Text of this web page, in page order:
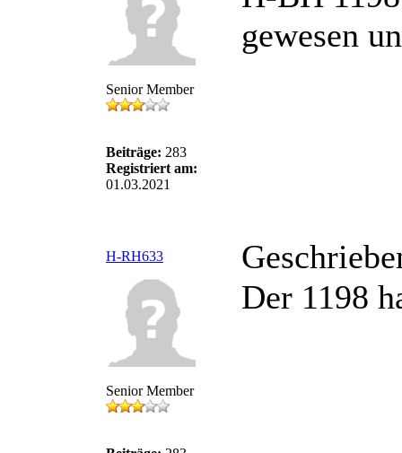
Senior Member
Beiträge: 283
Registriert am:
01.03.2021
gewesen
H-RH633
Senior Member
Der 1198